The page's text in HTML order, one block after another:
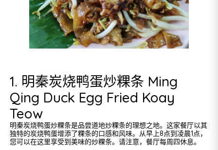
1. 明秦炭烧鸭蛋炒粿条 Ming
Qing Duck Egg Fried Koay
Teow
明秦炭烧鸭蛋炒粿条是品尝道地炒粿条的理想之地。这家餐厅以其
独特的炭烧鸭蛋增添了粿条的口感和风味。从早上8点到凌晨1点，
您可以在这里享受到美味的炒粿条。请注意，餐厅每周四休息。